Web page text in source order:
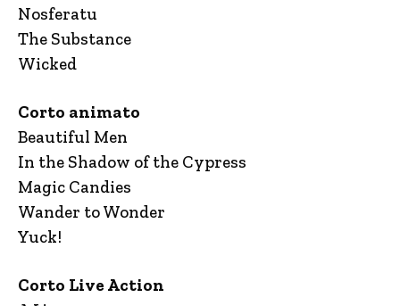
Nosferatu
The Substance
Wicked
Corto animato
Beautiful Men
In the Shadow of the Cypress
Magic Candies
Wander to Wonder
Yuck!
Corto Live Action